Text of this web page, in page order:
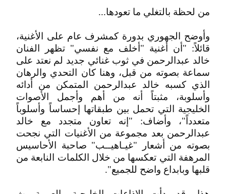
من لحظة بالتغلي ما تعودها...
وأوضح الجهوري بدورة كمشرف عام على الأغنية،
قائلاً: "أن أغنية "أخلف مع نفسي" تظهر الفنان
خالد عبدالرحمن في ثوب غنائي جديد لم نعتد على
سماعة بصوته من قبل، وهنا كان التحدي والرهان
الذي كسبه خالد عبدالرحمن المتمكن من أدائه
وأسلوبة، مثبتاً أنه من أهم وأجمل الأصوات
الخليجية التي تحمل بين طبقاتها إحساساً وأسلوباً
متعدداً"، وأضاف: "إنه تعاون متجدد مع خالد
عبدالرحمن بعد مجموعة من الأغنيات التي نجحت
بصوته من أشعار "غيـاهيــب" صاحبة الأحاسيس
المرهفة التي تعكسها من خلال الكلمات النابعة من
قلبها وبابداع واضح للجميع".